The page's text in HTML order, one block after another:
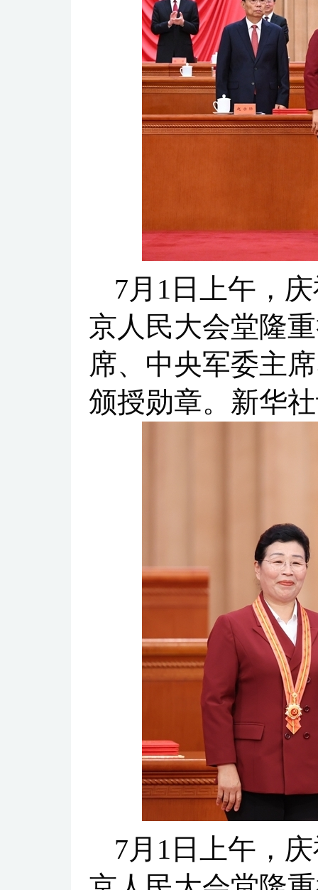
7月1日上午，
京人民大会堂隆
席、中央军委主
颁授勋章。新华
7月1日上午，